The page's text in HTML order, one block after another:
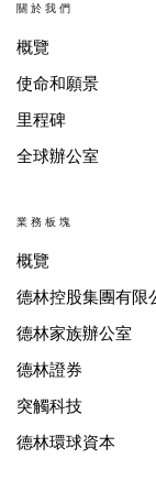
關於我們
概覽
使命和願景
里程碑
全球辦公室
業務板塊
概覽
德林控股集團有限
德林家族辦公室
德林證券
突觸科技
德林環球資本